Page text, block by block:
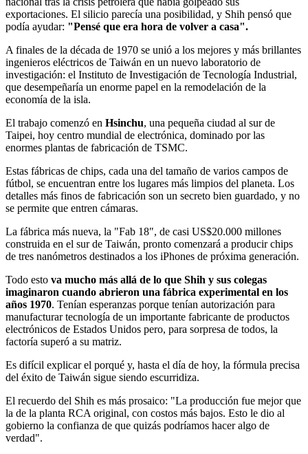
exportaciones. El silicio parecía una posibilidad, y Shih pensó que
podía ayudar: "Pensé que era hora de volver a casa".
A finales de la década de 1970 se unió a los mejores y más brillantes
ingenieros eléctricos de Taiwán en un nuevo laboratorio de
investigación: el Instituto de Investigación de Tecnología Industrial,
que desempeñaría un enorme papel en la remodelación de la
economía de la isla.
El trabajo comenzó en Hsinchu, una pequeña ciudad al sur de
Taipei, hoy centro mundial de electrónica, dominado por las
enormes plantas de fabricación de TSMC.
Estas fábricas de chips, cada una del tamaño de varios campos de
fútbol, se encuentran entre los lugares más limpios del planeta. Los
detalles más finos de fabricación son un secreto bien guardado, y no
se permite que entren cámaras.
La fábrica más nueva, la "Fab 18″, de casi US$20.000 millones
construida en el sur de Taiwán, pronto comenzará a producir chips
de tres nanómetros destinados a los iPhones de próxima generación.
Todo esto va mucho más allá de lo que Shih y sus colegas
imaginaron cuando abrieron una fábrica experimental en los
años 1970. Tenían esperanzas porque tenían autorización para
manufacturar tecnología de un importante fabricante de productos
electrónicos de Estados Unidos pero, para sorpresa de todos, la
factoría superó a su matriz.
Es difícil explicar el porqué y, hasta el día de hoy, la fórmula precisa
del éxito de Taiwán sigue siendo escurridiza.
El recuerdo del Shih es más prosaico: "La producción fue mejor que
la de la planta RCA original, con costos más bajos. Esto le dio al
gobierno la confianza de que quizás podríamos hacer algo de
verdad".